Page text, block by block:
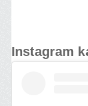
Instagram